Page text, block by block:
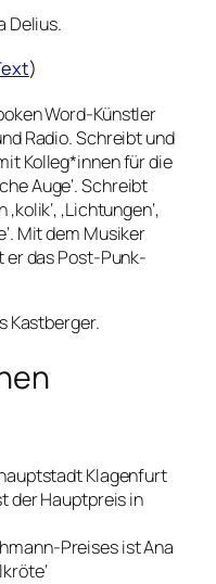
Delius.
)
Word-Künstler
Radio. Schreibt und
Kolleg*innen für die
Auge‘. Schreibt
‚Lichtungen‘,
Mit dem Musiker
er das Post-Punk-
Kastberger.
Klagenfurt
der Hauptpreis in
Preises ist Ana